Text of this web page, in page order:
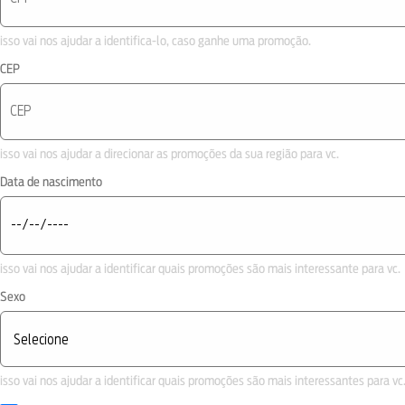
isso vai nos ajudar a identifica-lo, caso ganhe uma promoção.
CEP
isso vai nos ajudar a direcionar as promoções da sua região para vc.
Data de nascimento
isso vai nos ajudar a identificar quais promoções são mais interessante para vc.
Sexo
isso vai nos ajudar a identificar quais promoções são mais interessantes para vc.